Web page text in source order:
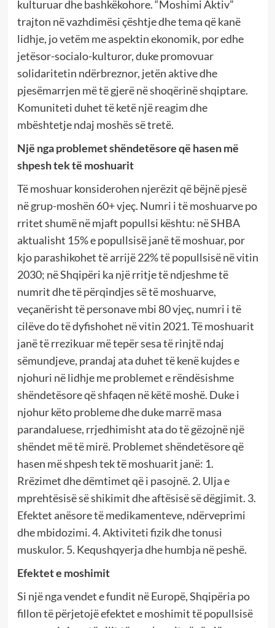
kulturuar dhe bashkëkohore. “Moshimi Aktiv”
trajton në vazhdimësi çështje dhe tema që kanë
lidhje, jo vetëm me aspektin ekonomik, por edhe
jetësor-socialo-kulturor, duke promovuar
solidaritetin ndërbreznor, jetën aktive dhe
pjesëmarrjen më të gjerë në shoqërinë shqiptare.
Komuniteti duhet të ketë një reagim dhe
mbështetje ndaj moshës së tretë.
Një nga problemet shëndetësore që hasen më
shpesh tek të moshuarit
Të moshuar konsiderohen njerëzit që bëjnë pjesë
në grup-moshën 60+ vjeç. Numri i të moshuarve po
rritet shumë në mjaft popullsi kështu: në SHBA
aktualisht 15% e popullsisë janë të moshuar, por
kjo parashikohet të arrijë 22% të popullsisë në vitin
2030; në Shqipëri ka një rritje të ndjeshme të
numrit dhe të përqindjes së të moshuarve,
veçanërisht të personave mbi 80 vjeç, numri i të
cilëve do të dyfishohet në vitin 2021. Të moshuarit
janë të rrezikuar më tepër sesa të rinjtë ndaj
sëmundjeve, prandaj ata duhet të kenë kujdes e
njohuri në lidhje me problemet e rëndësishme
shëndetësore që shfaqen në këtë moshë. Duke i
njohur këto probleme dhe duke marrë masa
parandaluese, rrjedhimisht ata do të gëzojnë një
shëndet më të mirë. Problemet shëndetësore që
hasen më shpesh tek të moshuarit janë: 1.
Rrëzimet dhe dëmtimet që i pasojnë. 2. Ulja e
mprehtësisë së shikimit dhe aftësisë së dëgjimit. 3.
Efektet anësore të medikamenteve, ndërveprimi
dhe mbidozimi. 4. Aktiviteti fizik dhe tonusi
muskulor. 5. Kequshqyerja dhe humbja në peshë.
Efektet e moshimit
Si një nga vendet e fundit në Europë, Shqipëria po
fillon të përjetojë efektet e moshimit të popullsisë